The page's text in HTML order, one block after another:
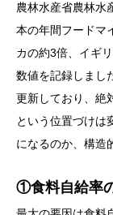
農林水産省農林水
本の年間フードマ
カの約3倍、イギ
数値を記録しまし
更新しており、絶
という位置づけは
になるのか、構造
①食料自給率